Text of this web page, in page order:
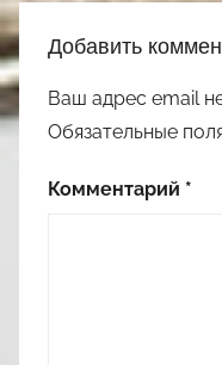
Добавить
Ваш адрес email
Обязательные
Комментарий *